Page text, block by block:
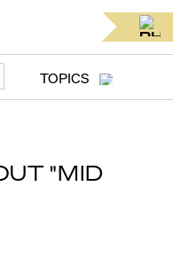
TOPICS
"MID